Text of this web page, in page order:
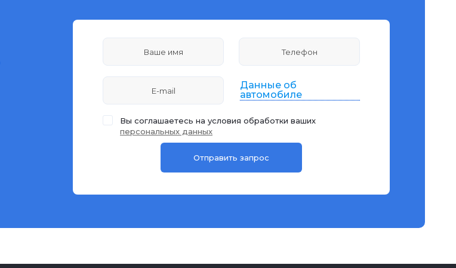
Данные об
автомобиле
Вы соглашаетесь на условия обработки ваших
персональных данных